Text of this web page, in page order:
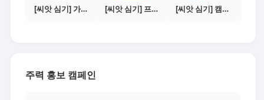
[씨앗 심기] 가이드보기 - 매체별 활동 가이드 [씨앗 심기] 프로필 사진 등록하기 [씨앗 심기] 캠페인 선택하기 - PICK 1개
주력 홍보 캠페인